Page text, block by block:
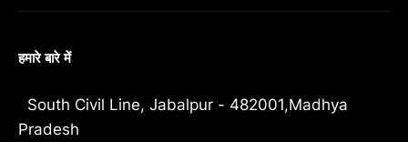
हमारे बारे में
South Civil Line, Jabalpur - 482001,Madhya
Pradesh